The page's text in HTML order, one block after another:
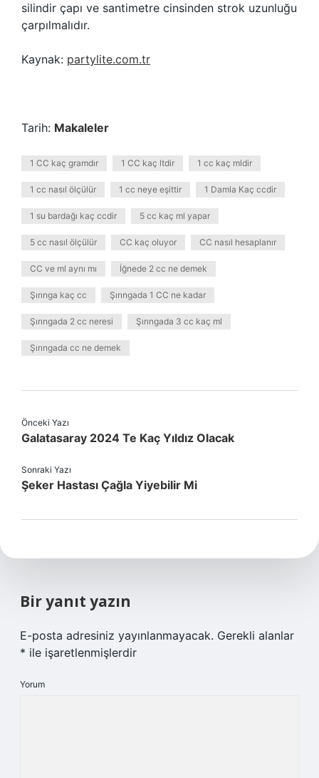
silindir çapı ve santimetre cinsinden strok uzunluğu
çarpılmalıdır.
Kaynak: partylite.com.tr
Tarih: Makaleler
1 CC kaç gramdır 1 CC kaç ltdir 1 cc kaç mldir
1 cc nasıl ölçülür 1 cc neye eşittir 1 Damla Kaç ccdir
1 su bardağı kaç ccdir 5 cc kaç ml yapar
5 cc nasıl ölçülür CC kaç oluyor CC nasıl hesaplanır
CC ve ml aynı mı İğnede 2 cc ne demek
Şırınga kaç cc Şırıngada 1 CC ne kadar
Şırıngada 2 cc neresi Şırıngada 3 cc kaç ml
Şırıngada cc ne demek
Önceki Yazı
Galatasaray 2024 Te Kaç Yıldız Olacak
Sonraki Yazı
Şeker Hastası Çağla Yiyebilir Mi
Bir yanıt yazın
E-posta adresiniz yayınlanmayacak. Gerekli alanlar
* ile işaretlenmişlerdir
Yorum